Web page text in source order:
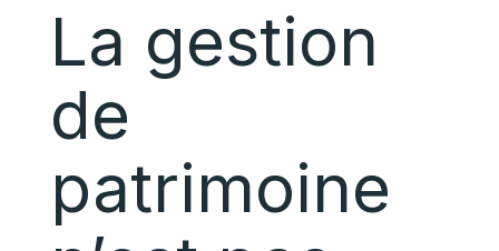
La gestion
de
patrimoine